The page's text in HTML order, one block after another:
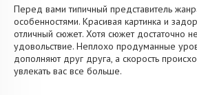
Перед вами типичный представитель
особенностями. Красивая картинка и
отличный сюжет. Хотя сюжет достаточно
удовольствие. Неплохо продуманные
дополняют друг друга, а скорость
увлекать вас все больше.